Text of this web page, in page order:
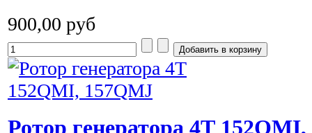
900,00 руб
Ротор генератора 4Т